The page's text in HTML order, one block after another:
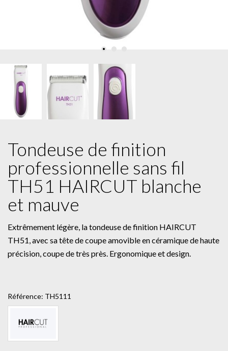
Tondeuse de finition
professionnelle sans fil
TH51 HAIRCUT blanche
et mauve
Extrêmement légère, la tondeuse de finition HAIRCUT
TH51, avec sa tête de coupe amovible en céramique de haute
précision, coupe de très près. Ergonomique et design.
Référence: TH5111